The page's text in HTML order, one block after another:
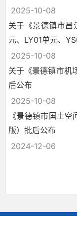
2025-10-08
关于《景德镇市昌
元、LY01单元、
2025-10-08
关于《景德镇市机
后公布
2025-10-08
《景德镇市国土
版）批后公布
2024-12-06